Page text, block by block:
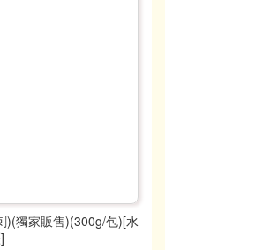
)(獨家販售)(300g/包)[水